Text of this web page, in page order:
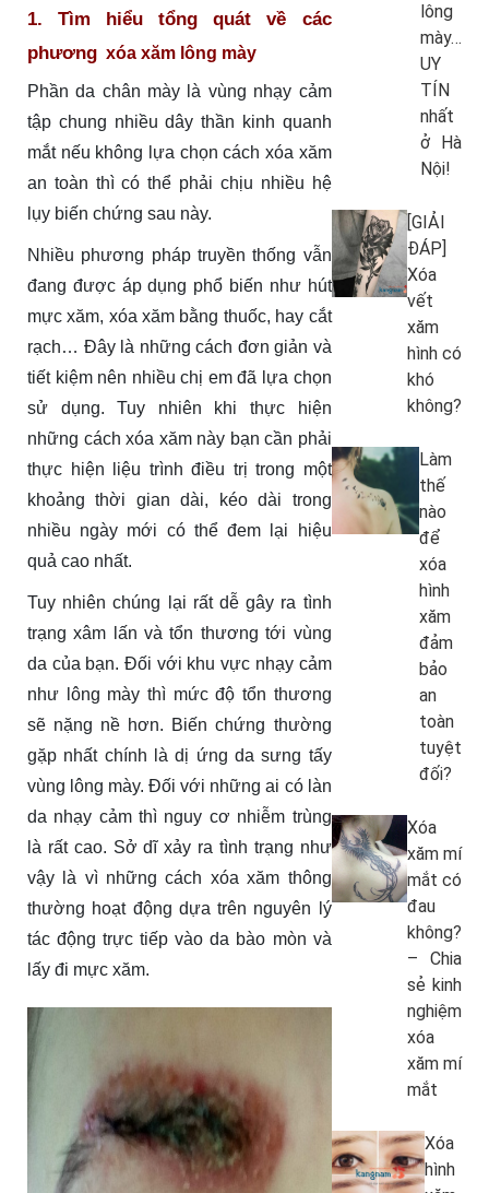
1. Tìm hiểu tổng quát về các
phương xóa xăm lông mày
Phần da chân mày là vùng nhạy cảm
tập chung nhiều dây thần kinh quanh
mắt nếu không lựa chọn cách xóa xăm
an toàn thì có thể phải chịu nhiều hệ
lụy biến chứng sau này.
Nhiều phương pháp truyền thống vẫn
đang được áp dụng phổ biến như hút
mực xăm, xóa xăm bằng thuốc, hay cắt
rạch… Đây là những cách đơn giản và
tiết kiệm nên nhiều chị em đã lựa chọn
sử dụng. Tuy nhiên khi thực hiện
những cách xóa xăm này bạn cần phải
thực hiện liệu trình điều trị trong một
khoảng thời gian dài, kéo dài trong
nhiều ngày mới có thể đem lại hiệu
quả cao nhất.
Tuy nhiên chúng lại rất dễ gây ra tình
trạng xâm lấn và tổn thương tới vùng
da của bạn. Đối với khu vực nhạy cảm
như lông mày thì mức độ tổn thương
sẽ nặng nề hơn. Biến chứng thường
gặp nhất chính là dị ứng da sưng tấy
vùng lông mày. Đối với những ai có làn
da nhạy cảm thì nguy cơ nhiễm trùng
là rất cao. Sở dĩ xảy ra tình trạng như
vậy là vì những cách xóa xăm thông
thường hoạt động dựa trên nguyên lý
tác động trực tiếp vào da bào mòn và
lấy đi mực xăm.
lông
mày…
UY
TÍN
nhất
ở Hà
Nội!
[GIẢI
ĐÁP]
Xóa
vết
xăm
hình có
khó
không?
Làm
thế
nào
để
xóa
hình
xăm
đảm
bảo
an
toàn
tuyệt
đối?
Xóa
xăm mí
mắt có
đau
không?
– Chia
sẻ kinh
nghiệm
xóa
xăm mí
mắt
Xóa
hình